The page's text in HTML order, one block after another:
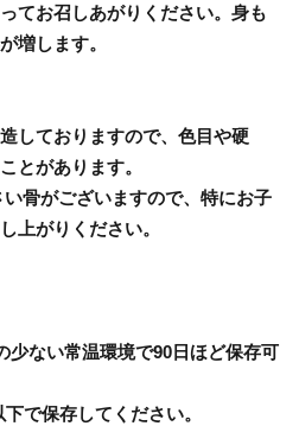
てお召しあがりください。身も
増します。
しておりますので、色目や硬
とがあります。
骨がございますので、特にお子
上がりください。
少ない常温環境で90日ほど保存可
で保存してください。